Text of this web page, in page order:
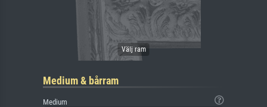
Medium & bårram
Medium